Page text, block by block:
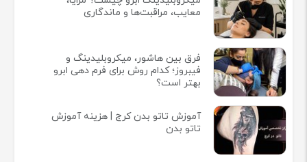
معایب، مراقبت‌ها و ماندگاری
فرق بین هاشور، میکروبلیدینگ و
فیبروز؛ کدام روش برای فرم دهی ابرو
بهتر است؟
آموزش تاتو بدن کرج | هزینه آموزش
تاتو بدن